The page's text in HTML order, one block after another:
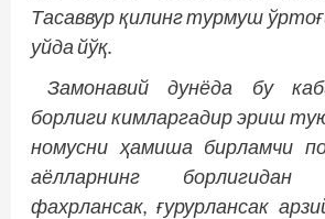
Тасаввур қилинг турмуш
уйда йўқ.
Замонавий дунёда бу
борлиги кимларгадир эриш
номусни ҳамиша бирламчи
аёлларнинг
фахрлансак, ғурурлансак